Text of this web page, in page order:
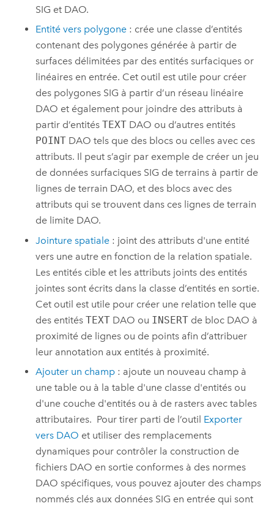
SIG et DAO.
Entité vers polygone : crée une classe d’entités
contenant des polygones générée à partir de
surfaces délimitées par des entités surfaciques or
linéaires en entrée. Cet outil est utile pour créer
des polygones SIG à partir d’un réseau linéaire
DAO et également pour joindre des attributs à
partir d’entitésTEXT DAO ou d’autres entités
POINT DAO tels que des blocs ou celles avec ces
attributs. Il peut s’agir par exemple de créer un jeu
de données surfaciques SIG de terrains à partir de
lignes de terrain DAO, et des blocs avec des
attributs qui se trouvent dans ces lignes de terrain
de limite DAO.
Jointure spatiale : joint des attributs d'une entité
vers une autre en fonction de la relation spatiale.
Les entités cible et les attributs joints des entités
jointes sont écrits dans la classe d’entités en sortie.
Cet outil est utile pour créer une relation telle que
des entitésTEXT DAO ou INSERT de bloc DAO à
proximité de lignes ou de points afin d’attribuer
leur annotation aux entités à proximité.
Ajouter un champ : ajoute un nouveau champ à
une table ou à la table d'une classe d'entités ou
d'une couche d'entités ou à de rasters avec tables
attributaires. Pour tirer parti de l’outil Exporter
vers DAO et utiliser des remplacements
dynamiques pour contrôler la construction de
fichiers DAO en sortie conformes à des normes
DAO spécifiques, vous pouvez ajouter des champs
nommés clés aux données SIG en entrée qui sont